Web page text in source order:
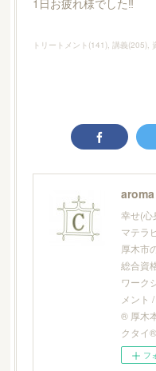
1日お疲れ様でした‼︎
トリートメント (141) 講義(205)
幸せ(心
マテラ
厚木市
総合資
ワーク
メント
® 厚木
クタイ®
フ